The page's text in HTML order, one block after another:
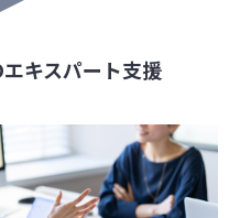
キスパート支援